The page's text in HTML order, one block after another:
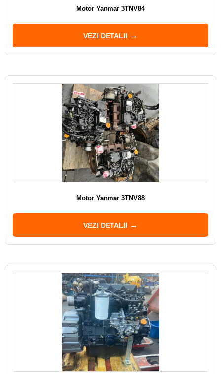
Motor Yanmar 3TNV84
VEZI DETALII
Motor Yanmar 3TNV88
VEZI DETALII